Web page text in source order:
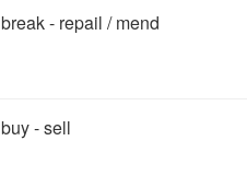
break - repail / mend
buy - sell